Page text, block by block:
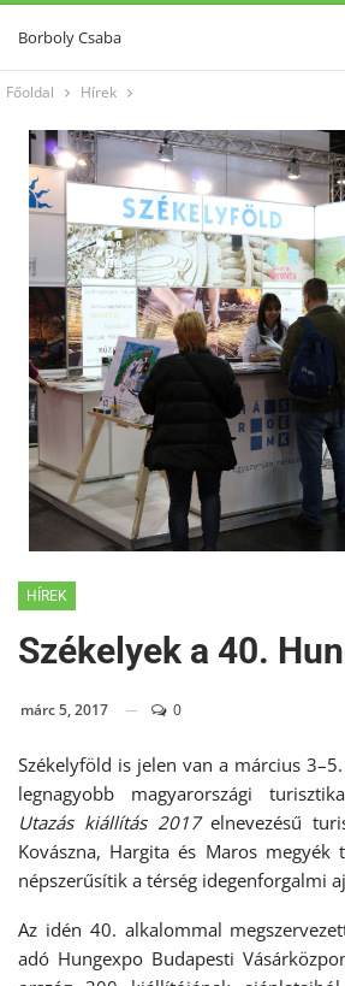
Borboly Csaba
Főoldal Hírek
HÍREK
Székelyek a 40.
márc 5, 2017 0
Székelyföld is jelen van a március
legnagyobb magyarországi
Utazás kiállítás 2017elnevezésű
Kovászna, Hargita és Maros megyék
népszerűsítik a térség idegenforgalmi
Az idén 40. alkalommal
adó Hungexpo Budapesti